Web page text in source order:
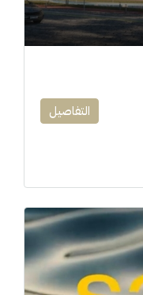
التفاصيل